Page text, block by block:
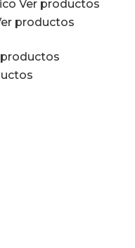
Ver productos
productos